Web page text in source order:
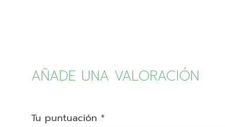
AÑADE UNA VALORACIÓN
Tu puntuación *